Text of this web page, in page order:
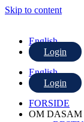
Skip to content
English
Login
English
Login
FORSIDE
OM DASAM